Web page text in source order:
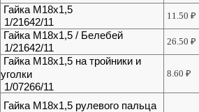
Гайка М18х1,5
1/21642/11
11.50₽
Гайка М18х1,5 / Белебей
1/21642/11
26.50₽
Гайка М18х1,5 на тройники и
уголки
1/07266/11
8.60₽
Гайка М18х1,5 рулевого пальца